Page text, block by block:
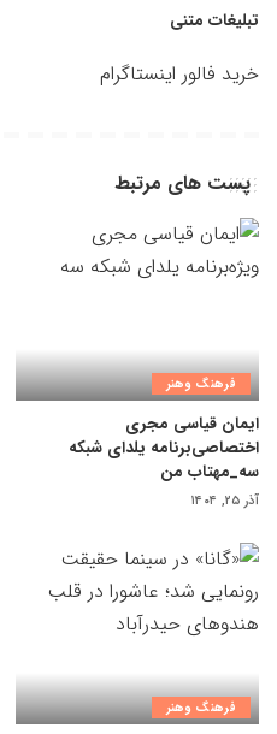
تبلیغات متنی
خرید فالور اینستاگرام
پست های مرتبط
فرهنگ وهنر
ایمان قیاسی مجری
اختصاصی‌برنامه یلدای شبکه
سه_مهتاب من
آذر ۲۵, ۱۴۰۴
فرهنگ وهنر